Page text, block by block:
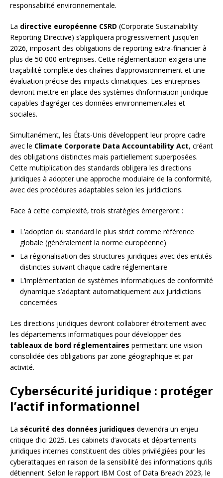
responsabilité environnementale.
La directive européenne CSRD (Corporate Sustainability
Reporting Directive) s’appliquera progressivement jusqu’en
2026, imposant des obligations de reporting extra-financier à
plus de 50 000 entreprises. Cette réglementation exigera une
traçabilité complète des chaînes d’approvisionnement et une
évaluation précise des impacts climatiques. Les entreprises
devront mettre en place des systèmes d’information juridique
capables d’agréger ces données environnementales et
sociales.
Simultanément, les États-Unis développent leur propre cadre
avec le Climate Corporate Data Accountability Act, créant
des obligations distinctes mais partiellement superposées.
Cette multiplication des standards obligera les directions
juridiques à adopter une approche modulaire de la conformité,
avec des procédures adaptables selon les juridictions.
Face à cette complexité, trois stratégies émergeront :
L’adoption du standard le plus strict comme référence
globale (généralement la norme européenne)
La régionalisation des structures juridiques avec des entités
distinctes suivant chaque cadre réglementaire
L’implémentation de systèmes informatiques de conformité
dynamique s’adaptant automatiquement aux juridictions
concernées
Les directions juridiques devront collaborer étroitement avec
les départements informatiques pour développer des
tableaux de bord réglementaires permettant une vision
consolidée des obligations par zone géographique et par
activité.
Cybersécurité juridique : protéger
l’actif informationnel
La sécurité des données juridiques deviendra un enjeu
critique d’ici 2025. Les cabinets d’avocats et départements
juridiques internes constituent des cibles privilégiées pour les
cyberattaques en raison de la sensibilité des informations qu’ils
détiennent. Selon le rapport IBM Cost of Data Breach 2023, le